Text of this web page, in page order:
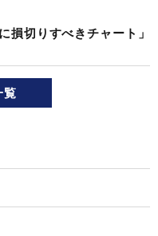
損切りすべきチャート」
覧